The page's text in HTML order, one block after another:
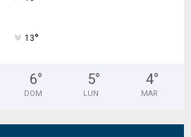
13°
6°
DOM
5°
LUN
4°
MAR